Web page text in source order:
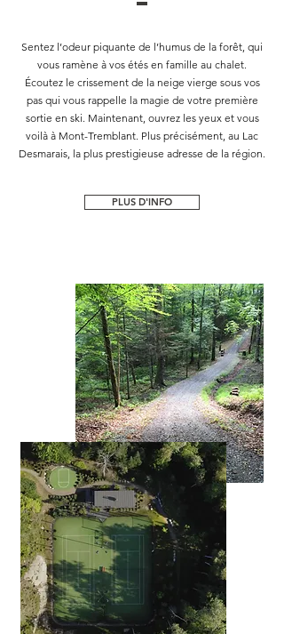
Sentez l’odeur piquante de l’humus de la forêt, qui
vous ramène à vos étés en famille au chalet.
Écoutez le crissement de la neige vierge sous vos
pas qui vous rappelle la magie de votre première
sortie en ski. Maintenant, ouvrez les yeux et vous
voilà à Mont-Tremblant. Plus précisément, au Lac
Desmarais, la plus prestigieuse adresse de la région.
PLUS D'INFO